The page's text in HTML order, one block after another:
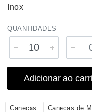
Inox
QUANTIDADES
Adicionar ao
Canecas Canecas de